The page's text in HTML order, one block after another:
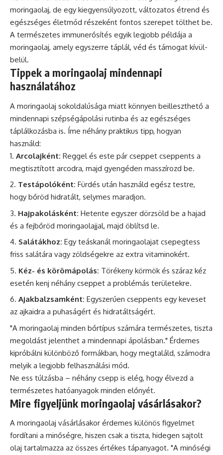
moringaolaj, de egy kiegyensúlyozott, változatos étrend és
egészséges életmód részeként fontos szerepet tölthet be.
A természetes immunerősítés egyik legjobb példája a
moringaolaj, amely egyszerre táplál, véd és támogat kívül-
belül.
Tippek a moringaolaj mindennapi
használatához
A moringaolaj sokoldalúsága miatt könnyen beilleszthető a
mindennapi szépségápolási rutinba és az egészséges
táplálkozásba is. Íme néhány praktikus tipp, hogyan
használd:
Arcolajként: Reggel és este pár cseppet cseppents a
megtisztított arcodra, majd gyengéden masszírozd be.
Testápolóként: Fürdés után használd egész testre,
hogy bőröd hidratált, selymes maradjon.
Hajpakolásként: Hetente egyszer dörzsöld be a hajad
és a fejbőröd moringaolajjal, majd öblítsd le.
Salátákhoz: Egy teáskanál moringaolajat csepegtess
friss salátára vagy zöldségekre az extra vitaminokért.
Kéz- és körömápolás: Törékeny körmök és száraz kéz
esetén kenj néhány cseppet a problémás területekre.
Ajakbalzsamként: Egyszerűen cseppents egy keveset
az ajkaidra a puhaságért és hidratáltságért.
"A moringaolaj minden bőrtípus számára természetes, tiszta
megoldást jelenthet a mindennapi ápolásban." Érdemes
kipróbálni különböző formákban, hogy megtaláld, számodra
melyik a legjobb felhasználási mód.
Ne ess túlzásba – néhány csepp is elég, hogy élvezd a
természetes hatóanyagok minden előnyét.
Mire figyeljünk moringaolaj vásárlásakor?
A moringaolaj vásárlásakor érdemes különös figyelmet
fordítani a minőségre, hiszen csak a tiszta, hidegen sajtolt
olaj tartalmazza az összes értékes tápanyagot. "A minőségi